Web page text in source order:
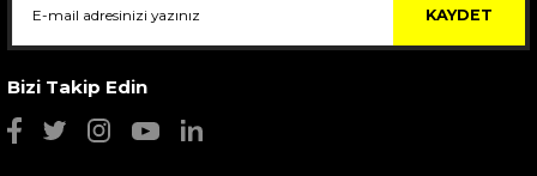
KAYDET
Bizi Takip Edin